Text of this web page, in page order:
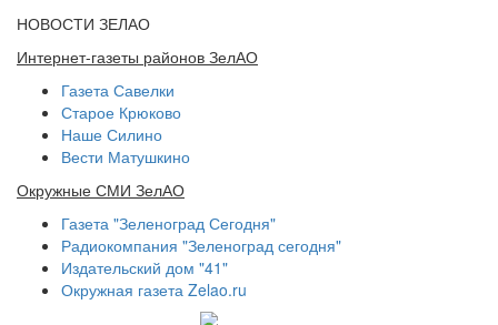
НОВОСТИ ЗЕЛАО
Интернет-газеты районов ЗелАО
Газета Савелки
Старое Крюково
Наше Силино
Вести Матушкино
Окружные СМИ ЗелАО
Газета "Зеленоград Сегодня"
Радиокомпания "Зеленоград сегодня"
Издательский дом "41"
Окружная газета Zelao.ru